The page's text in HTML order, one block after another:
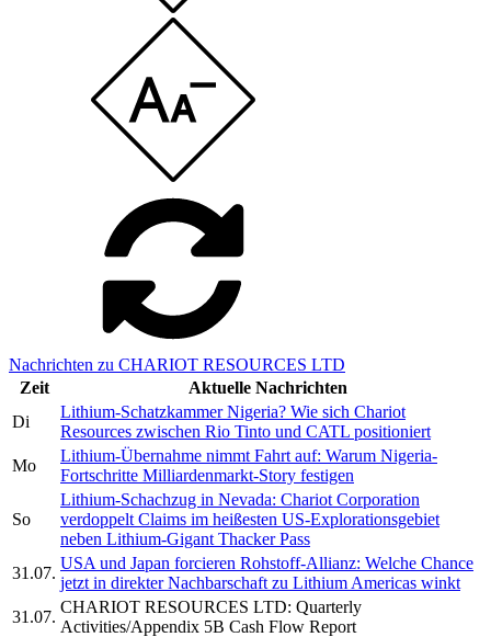
Nachrichten zu CHARIOT RESOURCES LTD
Zeit
Aktuelle Nachrichten
Di
Lithium-Schatzkammer Nigeria? Wie sich Chariot
Resources zwischen Rio Tinto und CATL positioniert
Mo
Lithium-Übernahme nimmt Fahrt auf: Warum Nigeria-
Fortschritte Milliardenmarkt-Story festigen
So
Lithium-Schachzug in Nevada: Chariot Corporation
verdoppelt Claims im heißesten US-Explorationsgebiet
neben Lithium-Gigant Thacker Pass
31.07.
USA und Japan forcieren Rohstoff-Allianz: Welche Chance
jetzt in direkter Nachbarschaft zu Lithium Americas winkt
31.07.
CHARIOT RESOURCES LTD: Quarterly
Activities/Appendix 5B Cash Flow Report